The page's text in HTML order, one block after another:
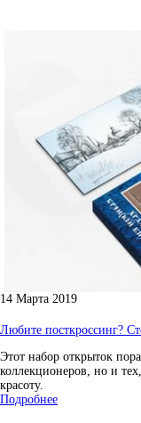
14 Марта 2019
Любите посткроссинг?
Этот набор открыток
коллекционеров, но и
красоту.
Подробнее